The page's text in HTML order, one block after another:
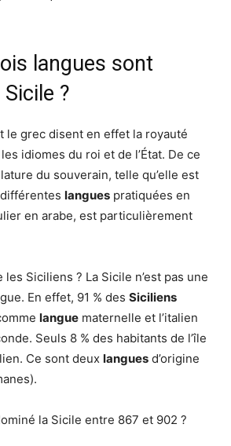
langues sont
?
le grec disent en effet la royauté
les idiomes du roi et de l’État. De ce
du souverain, telle qu’elle est
langues pratiquées en
en arabe, est particulièrement
Siciliens ? La Sicile n’est pas une
En effet, 91 % des Siciliens
langue maternelle et l’italien
Seuls 8 % des habitants de l’île
Ce sont deux langues d’origine
la Sicile entre 867 et 902 ?